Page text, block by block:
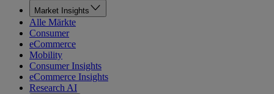
Market Insights
Alle Märkte
Consumer
eCommerce
Mobility
Consumer Insights
eCommerce Insights
Research AI